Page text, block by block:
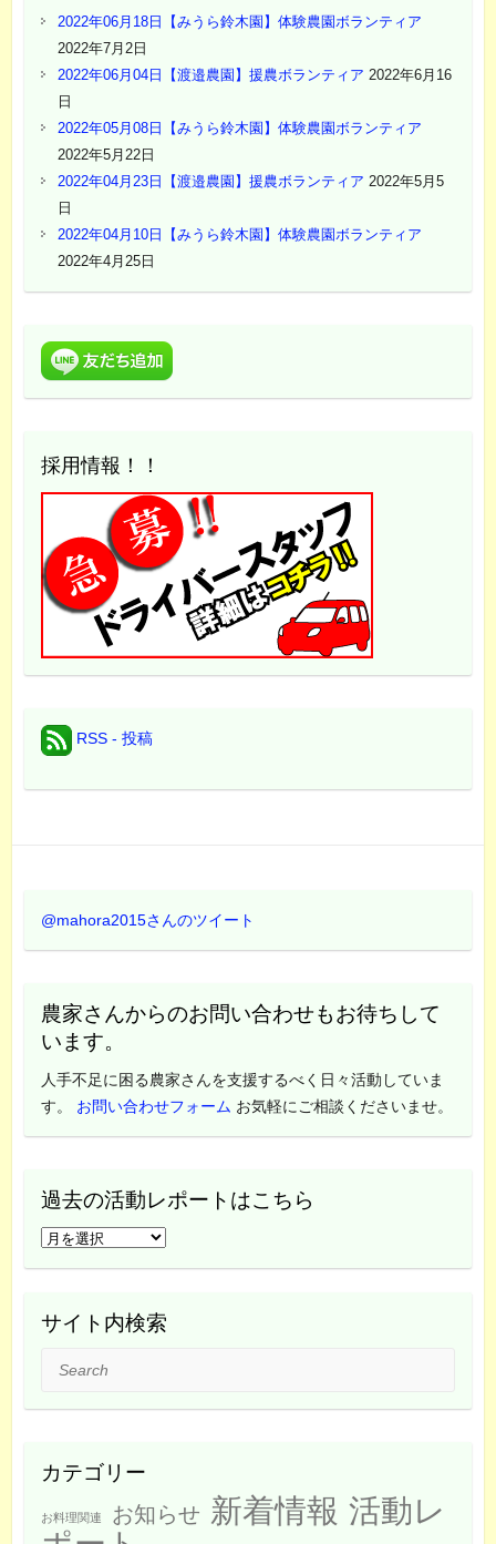
2022年06月18日【みうら鈴木園】体験農園ボランティア
2022年7月2日
2022年06月04日【渡邉農園】援農ボランティア 2022年6月16
日
2022年05月08日【みうら鈴木園】体験農園ボランティア
2022年5月22日
2022年04月23日【渡邉農園】援農ボランティア 2022年5月5
日
2022年04月10日【みうら鈴木園】体験農園ボランティア
2022年4月25日
採用情報！！
RSS - 投稿
@mahora2015さんのツイート
農家さんからのお問い合わせもお待ちして
います。
人手不足に困る農家さんを支援するべく日々活動していま
す。 お問い合わせフォーム お気軽にご相談くださいませ。
過去の活動レポートはこちら
過
活
は
ち
サイト内検索
Search
カテゴリー
お料理関連 お知らせ 新着情報 活動レ